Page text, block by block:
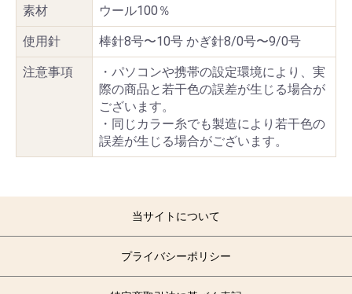
素材 ウール100％
使用針 棒針8号〜10号 かぎ針8/0号〜9/0号
注意事項
・パソコンや携帯の設定環境により、実
際の商品と若干色の誤差が生じる場合が
ございます。
・同じカラー糸でも製造により若干色の
誤差が生じる場合がございます。
当サイトについて
プライバシーポリシー